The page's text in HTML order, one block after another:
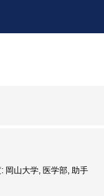
岡山大学, 医学部, 助手